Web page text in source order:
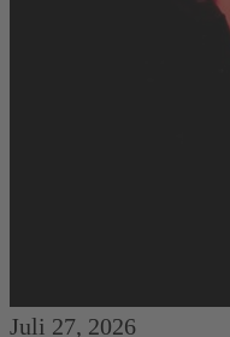
Juli 27, 2026